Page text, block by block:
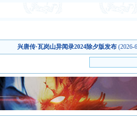
兴唐传·瓦岗山异闻录2024除夕版发布(2026-6-2)